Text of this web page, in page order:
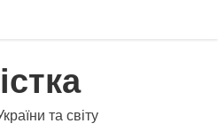
та світу